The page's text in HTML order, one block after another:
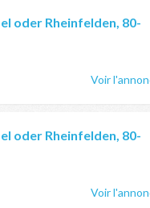
oder Rheinfelden, 80-
Voir
oder Rheinfelden, 80-
Voir